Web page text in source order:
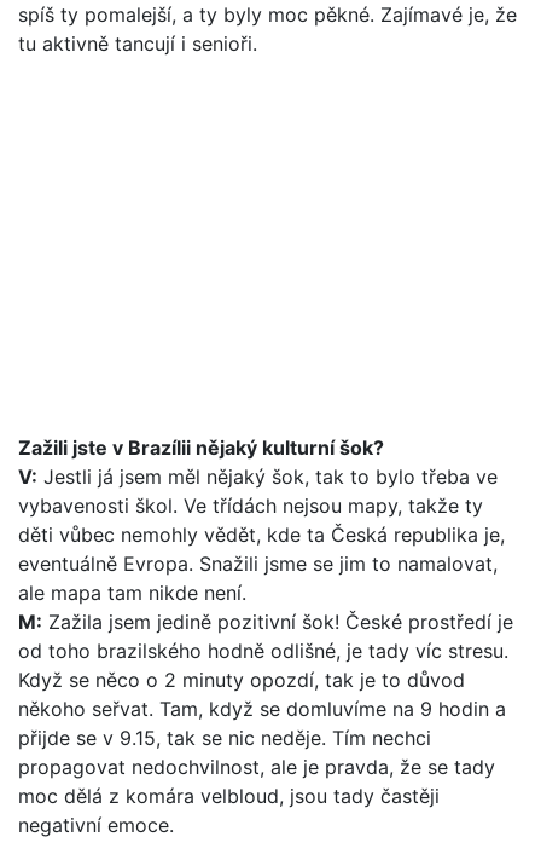
spíš ty pomalejší, a ty byly moc pěkné. Zajímavé je, že
tu aktivně tancují i senioři.
Zažili jste v Brazílii nějaký kulturní šok?
V: Jestli já jsem měl nějaký šok, tak to bylo třeba ve
vybavenosti škol. Ve třídách nejsou mapy, takže ty
děti vůbec nemohly vědět, kde ta Česká republika je,
eventuálně Evropa. Snažili jsme se jim to namalovat,
ale mapa tam nikde není.
M: Zažila jsem jedině pozitivní šok! České prostředí je
od toho brazilského hodně odlišné, je tady víc stresu.
Když se něco o 2 minuty opozdí, tak je to důvod
někoho seřvat. Tam, když se domluvíme na 9 hodin a
přijde se v 9.15, tak se nic neděje. Tím nechci
propagovat nedochvilnost, ale je pravda, že se tady
moc dělá z komára velbloud, jsou tady častěji
negativní emoce.